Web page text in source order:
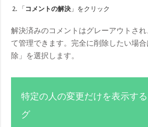
「 コメントの解決 」をクリック
解決済みのコメントはグレーアウトさ
て管理できます。完全に削除したい場
除」を選択します。
特定の人の変更だけを表示す
グ